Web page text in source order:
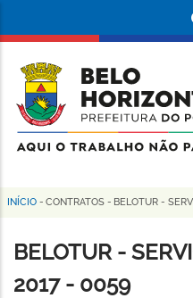
conteúdo
principal
da
Prefeitura
de
Horizonte
Trilha
de
navegação
INÍCIO - CONTRATOS - BELOTUR -
BELOTUR -
2017 - 0059